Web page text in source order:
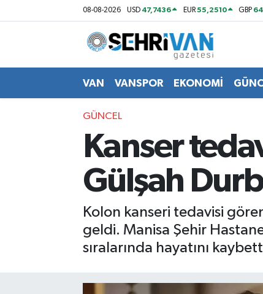
08-08-2026 USD 47,7436 EUR55,2510 GBP
VAN VANSPOR EKONOMİ
GÜNCEL
Kanser
Gülşah
Kolon kanseri tedavisi
geldi. Manisa Şehir
sıralarında hayatını
Van Nöbetçi Eczaneler
Van Hava Durumu
VAN Namaz Vakitleri
Van Trafik Yoğunluk Haritası
Süper Lig Puan Durumu ve Fikstür
Son Dakika Haberleri